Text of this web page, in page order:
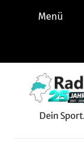
Menü
Dein